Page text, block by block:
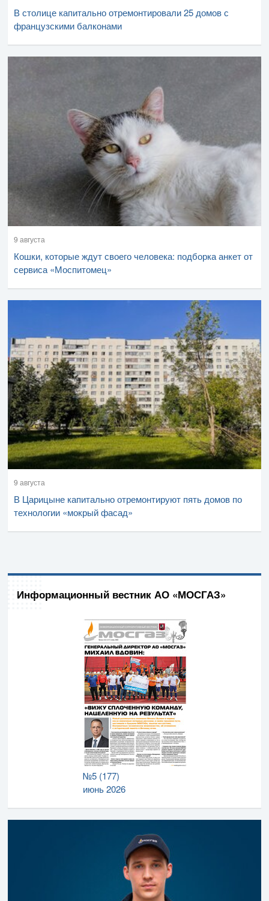
В столице капитально отремонтировали 25 домов с
французскими балконами
9 августа
Кошки, которые ждут своего человека: подборка анкет от
сервиса «Моспитомец»
9 августа
В Царицыне капитально отремонтируют пять домов по
технологии «мокрый фасад»
Информационный вестник АО «МОСГАЗ»
№5 (177)
июнь 2026